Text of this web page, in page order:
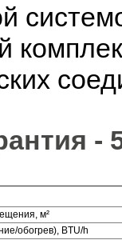
-
м²
обогрев), BTU/h